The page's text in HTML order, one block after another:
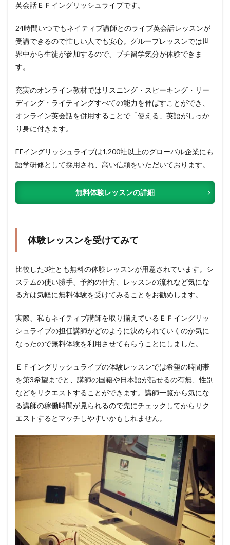
英会話ＥＦイングリッシュライブです。
24時間いつでもネイティブ講師とのライブ英会話レッスンが
受講できるので忙しい人でも安心。グループレッスンでは世
界中から生徒が参加するので、プチ留学気分が体験できま
す。
充実のオンライン教材ではリスニング・スピーキング・リー
ディング・ライティングすべての能力を伸ばすことができ、
オンライン英会話を併用することで「使える」英語がしっか
り身に付きます。
EFイングリッシュライブは1,200社以上のグローバル企業にも
語学研修として採用され、高い信頼をいただいております。
無料体験レッスンの詳細
体験レッスンを受けてみて
比較した3社とも無料の体験レッスンが用意されています。シ
ステムの使い勝手、予約の仕方、レッスンの流れなど気にな
る方は気軽に無料体験を受けてみることをお勧めします。
実際、私もネイティブ講師を取り揃えているＥＦイングリッ
シュライブの担任講師がどのように決められていくのか気に
なったので無料体験を利用させてもらうことにしました。
ＥＦイングリッシュライブの体験レッスンでは希望の時間帯
を第3希望までと、講師の国籍や日本語が話せるの有無、性別
などをリクエストすることができます。講師一覧から気にな
る講師の稼働時間が見られるので先にチェックしてからリク
エストするとマッチしやすいかもしれません。